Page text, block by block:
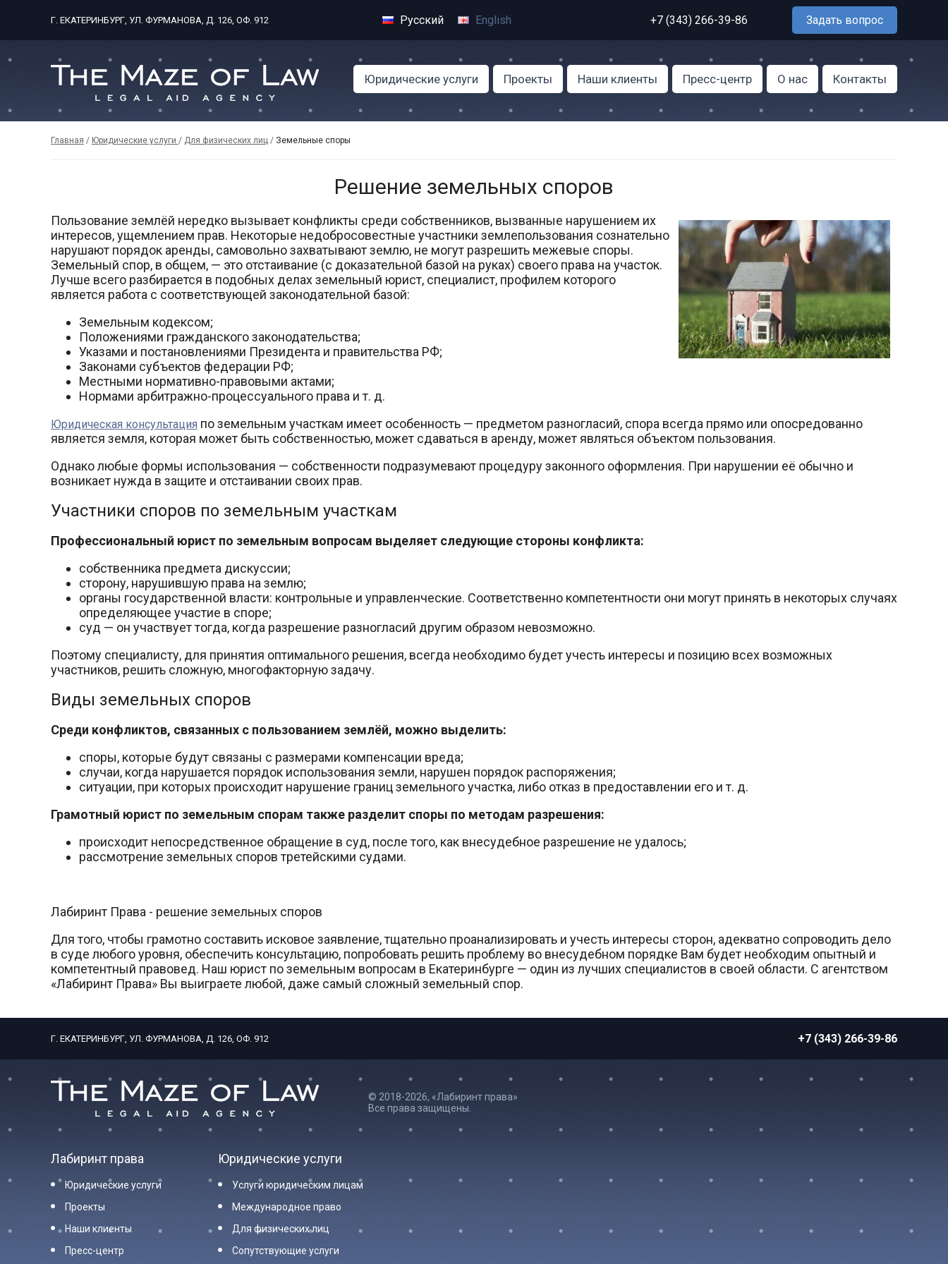
Задать вопрос
+7 (343) 266-39-86
Г. ЕКАТЕРИНБУРГ, УЛ. ФУРМАНОВА, Д. 126, ОФ. 912 Русский English
Юридические услуги Проекты Наши клиенты Пресс-центр О нас Контакты
Главная / Юридические услуги / Для физических лиц / Земельные споры
Решение земельных споров
Пользование землёй нередко вызывает конфликты среди собственников, вызванные нарушением их
интересов, ущемлением прав. Некоторые недобросовестные участники землепользования сознательно
нарушают порядок аренды, самовольно захватывают землю, не могут разрешить межевые споры.
Земельный спор, в общем, — это отстаивание (с доказательной базой на руках) своего права на участок.
Лучше всего разбирается в подобных делах земельный юрист, специалист, профилем которого
является работа с соответствующей законодательной базой:
Земельным кодексом;
Положениями гражданского законодательства;
Указами и постановлениями Президента и правительства РФ;
Законами субъектов федерации РФ;
Местными нормативно-правовыми актами;
Нормами арбитражно-процессуального права и т. д.
Юридическая консультация по земельным участкам имеет особенность — предметом разногласий, спора всегда прямо или опосредованно
является земля, которая может быть собственностью, может сдаваться в аренду, может являться объектом пользования.
Однако любые формы использования — собственности подразумевают процедуру законного оформления. При нарушении её обычно и
возникает нужда в защите и отстаивании своих прав.
Участники споров по земельным участкам
Профессиональный юрист по земельным вопросам выделяет следующие стороны конфликта:
собственника предмета дискуссии;
сторону, нарушившую права на землю;
органы государственной власти: контрольные и управленческие. Соответственно компетентности они могут принять в некоторых случаях
определяющее участие в споре;
суд — он участвует тогда, когда разрешение разногласий другим образом невозможно.
Поэтому специалисту, для принятия оптимального решения, всегда необходимо будет учесть интересы и позицию всех возможных
участников, решить сложную, многофакторную задачу.
Виды земельных споров
Среди конфликтов, связанных с пользованием землёй, можно выделить:
споры, которые будут связаны с размерами компенсации вреда;
случаи, когда нарушается порядок использования земли, нарушен порядок распоряжения;
ситуации, при которых происходит нарушение границ земельного участка, либо отказ в предоставлении его и т. д.
Грамотный юрист по земельным спорам также разделит споры по методам разрешения:
происходит непосредственное обращение в суд, после того, как внесудебное разрешение не удалось;
рассмотрение земельных споров третейскими судами.
Лабиринт Права - решение земельных споров
Для того, чтобы грамотно составить исковое заявление, тщательно проанализировать и учесть интересы сторон, адекватно сопроводить дело
в суде любого уровня, обеспечить консультацию, попробовать решить проблему во внесудебном порядке Вам будет необходим опытный и
компетентный правовед. Наш юрист по земельным вопросам в Екатеринбурге — один из лучших специалистов в своей области. С агентством
«Лабиринт Права» Вы выиграете любой, даже самый сложный земельный спор.
+7 (343) 266-39-86
Г. ЕКАТЕРИНБУРГ, УЛ. ФУРМАНОВА, Д. 126, ОФ. 912
© 2018-2026, «Лабиринт права»
Все права защищены.
Лабиринт права
Юридические услуги
Проекты
Наши клиенты
Пресс-центр
Юридические услуги
Услуги юридическим лицам
Международное право
Для физических лиц
Сопутствующие услуги